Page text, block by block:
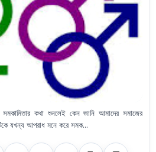
অধিকাংশ মানুষই নাক সিটকায়। বিষয়টিকে যখন্য আপরাধ মনে করে সমক...